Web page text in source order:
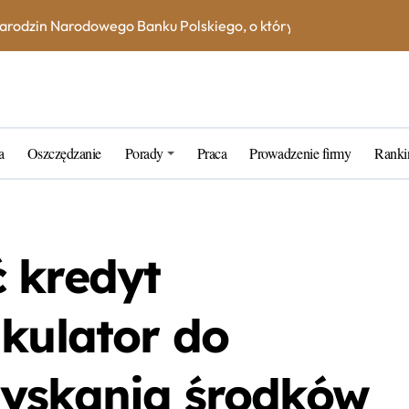
książeczce mieszkaniowej w 2023 roku? Skorzystaj z
jak uniknąć dodatkowych kosztów i opłat?
porady na 2023 rok
wybrać najlepszą inwestycję dla siebie?
Oszczędzanie Porady Praca Prowadzenie firmy
kredyt
do
środków